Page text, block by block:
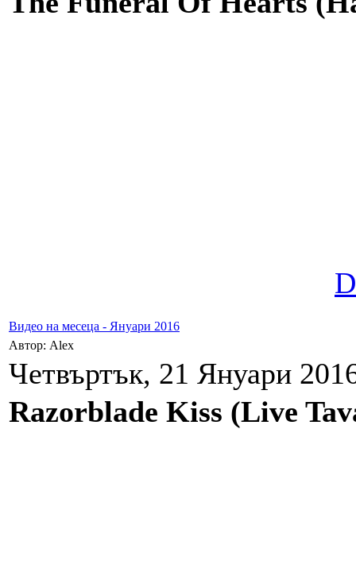
Видео на месеца - Януари 2016
Автор: Alex
Четвъртък, 21 Януари
Razorblade Kiss (Live